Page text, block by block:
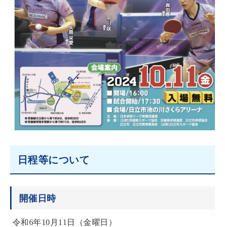
日程等について
開催日時
令和6年10月11日（金曜日）